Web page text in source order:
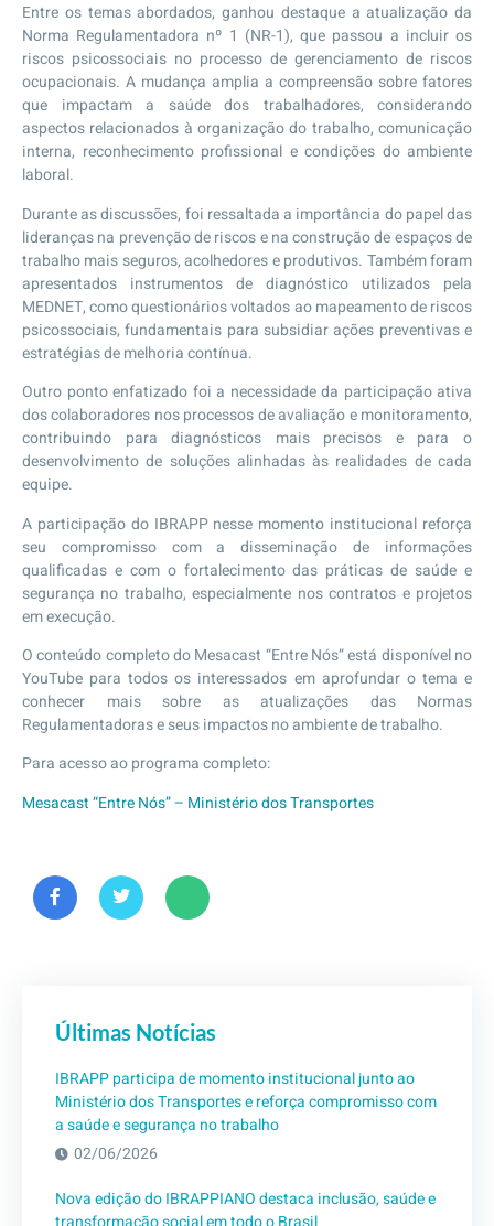
Entre os temas abordados, ganhou destaque a atualização da
Norma Regulamentadora nº 1 (NR-1), que passou a incluir os
riscos psicossociais no processo de gerenciamento de riscos
ocupacionais. A mudança amplia a compreensão sobre fatores
que impactam a saúde dos trabalhadores, considerando
aspectos relacionados à organização do trabalho, comunicação
interna, reconhecimento profissional e condições do ambiente
laboral.
Durante as discussões, foi ressaltada a importância do papel das
lideranças na prevenção de riscos e na construção de espaços de
trabalho mais seguros, acolhedores e produtivos. Também foram
apresentados instrumentos de diagnóstico utilizados pela
MEDNET, como questionários voltados ao mapeamento de riscos
psicossociais, fundamentais para subsidiar ações preventivas e
estratégias de melhoria contínua.
Outro ponto enfatizado foi a necessidade da participação ativa
dos colaboradores nos processos de avaliação e monitoramento,
contribuindo para diagnósticos mais precisos e para o
desenvolvimento de soluções alinhadas às realidades de cada
equipe.
A participação do IBRAPP nesse momento institucional reforça
seu compromisso com a disseminação de informações
qualificadas e com o fortalecimento das práticas de saúde e
segurança no trabalho, especialmente nos contratos e projetos
em execução.
O conteúdo completo do Mesacast “Entre Nós” está disponível no
YouTube para todos os interessados em aprofundar o tema e
conhecer mais sobre as atualizações das Normas
Regulamentadoras e seus impactos no ambiente de trabalho.
Para acesso ao programa completo:
Mesacast “Entre Nós” – Ministério dos Transportes
Últimas Notícias
IBRAPP participa de momento institucional junto ao
Ministério dos Transportes e reforça compromisso com
a saúde e segurança no trabalho
02/06/2026
Nova edição do IBRAPPIANO destaca inclusão, saúde e